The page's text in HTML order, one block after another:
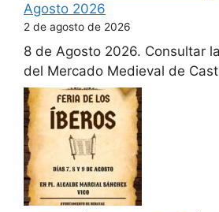
Agosto 2026
2 de agosto de 2026
8 de Agosto 2026. Consultar
del Mercado Medieval de